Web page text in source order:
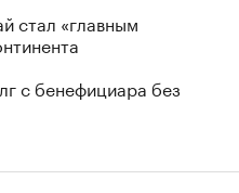
стал «главным
с бенефициара без